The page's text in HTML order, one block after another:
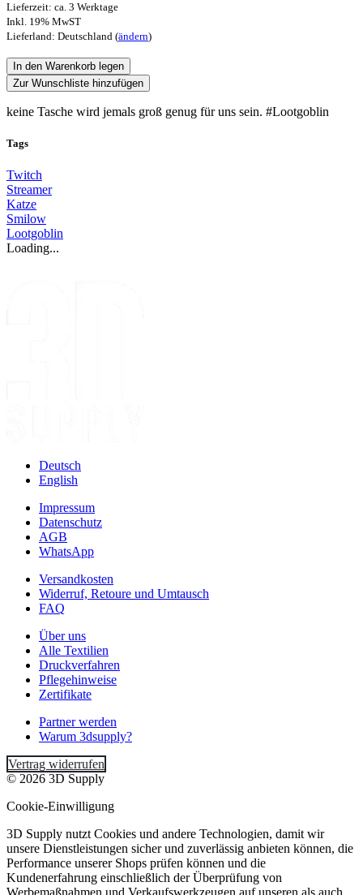
Lieferzeit: ca. 3 Werktage
Inkl. 19% MwST
Lieferland: Deutschland (ändern)
Zur Wunschliste hinzufügen
keine Tasche wird jemals groß genug für uns sein. #Lootgoblin
Tags
Twitch
Streamer
Katze
Smilow
Lootgoblin
Loading...
Deutsch
English
Impressum
Datenschutz
AGB
WhatsApp
Versandkosten
Widerruf, Retoure und Umtausch
FAQ
Über uns
Alle Textilien
Druckverfahren
Pflegehinweise
Zertifikate
Partner werden
Warum 3dsupply?
Vertrag widerrufen
© 2026 3D Supply
Cookie-Einwilligung
3D Supply nutzt Cookies und andere Technologien, damit wir
unsere Dienstleistungen sicher und zuverlässig anbieten können, die
Performance unserer Shops prüfen können und die
Kundenerfahrung einschließlich der Überprüfung von